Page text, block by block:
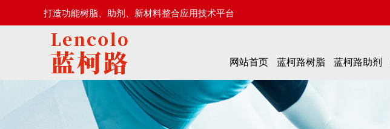
打造功能树脂、助剂、新材料整合应用技术平台
网站首页 蓝柯路树脂 蓝柯路助剂